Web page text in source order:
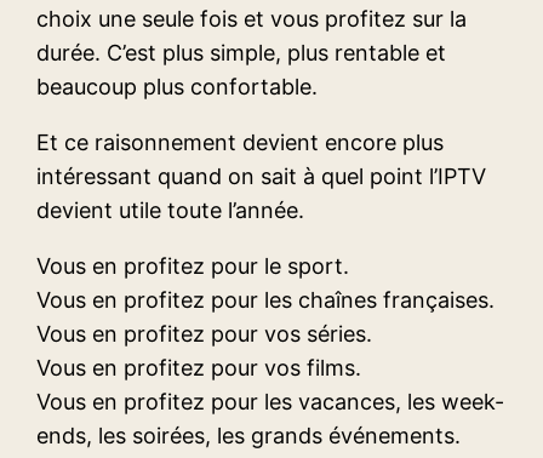
choix une seule fois et vous profitez sur la
durée. C’est plus simple, plus rentable et
beaucoup plus confortable.
Et ce raisonnement devient encore plus
intéressant quand on sait à quel point l’IPTV
devient utile toute l’année.
Vous en profitez pour le sport.
Vous en profitez pour les chaînes françaises.
Vous en profitez pour vos séries.
Vous en profitez pour vos films.
Vous en profitez pour les vacances, les week-
ends, les soirées, les grands événements.